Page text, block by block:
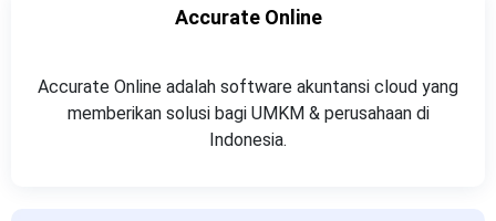
Accurate Online
Accurate Online adalah software akuntansi cloud yang
memberikan solusi bagi UMKM & perusahaan di
Indonesia.